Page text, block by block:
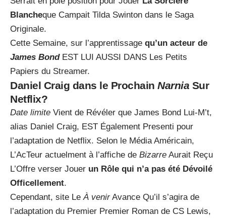
Blancheque Campait Tilda Swinton dans le Saga
Originale.
Cette Semaine, sur l’apprentissage qu’un acteur de
James BondEST LUI AUSSI DANS Les Petits
Papiers du Streamer.
Daniel Craig dans le Prochain Narnia Sur
Netflix?
Date limite Vient de Révéler que James Bond Lui-M’t,
alias Daniel Craig, EST Également Presenti pour
l’adaptation de Netflix. Selon le Média Américain,
L’AcTeur actuelment à l’affiche de Bizarre Aurait Reçu
L’Offre verser Jouer un Rôle qui n’a pas été Dévoilé
Officellement.
Cependant, site LeÀ venirAvance Qu’il s’agira de
l’adaptation du Premier Premier Roman de CS Lewis,